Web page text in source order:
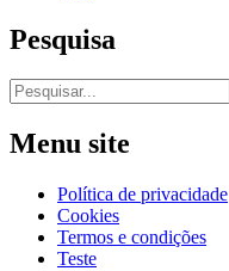
Pesquisa
Menu site
Política de privacidade
Cookies
Termos e condições
Teste